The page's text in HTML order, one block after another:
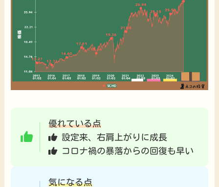
優れている点
設定来、右肩上がりに成長
コロナ禍の暴落からの回復も早い
気になる点